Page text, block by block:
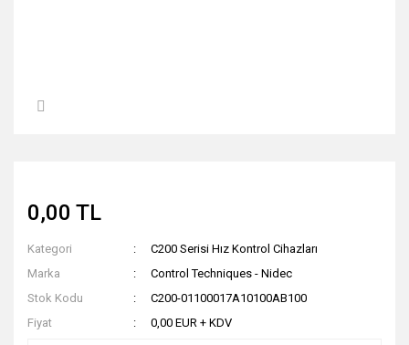
0,00 TL
Kategori
C200 Serisi Hız Kontrol Cihazları
Marka
Control Techniques - Nidec
Stok Kodu
C200-01100017A10100AB100
Fiyat
0,00 EUR + KDV